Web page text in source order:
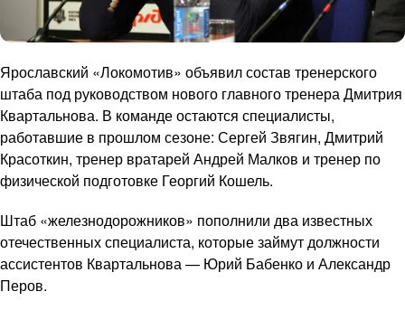
Ярославский «Локомотив» объявил состав тренерского
штаба под руководством нового главного тренера Дмитрия
Квартальнова. В команде остаются специалисты,
работавшие в прошлом сезоне: Сергей Звягин, Дмитрий
Красоткин, тренер вратарей Андрей Малков и тренер по
физической подготовке Георгий Кошель.
Штаб «железнодорожников» пополнили два известных
отечественных специалиста, которые займут должности
ассистентов Квартальнова — Юрий Бабенко и Александр
Перов.